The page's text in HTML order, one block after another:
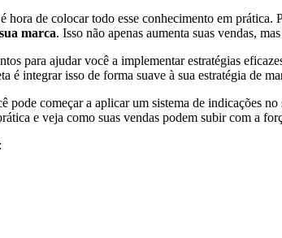
hora de colocar todo esse conhecimento em
marca. Isso não apenas aumenta suas vendas,
para ajudar você a implementar estratégias
é integrar isso de forma suave à sua estratégia de
começar a aplicar um sistema de indicações
e veja como suas vendas podem subir com a